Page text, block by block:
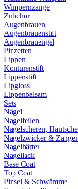
Wimpernzange
Zubehör
Augenbrauen
Augenbrauenstift
Augenbrauengel
Pinzetten
Lippen
Konturenstift
Lippenstift
Lipgloss
Lippenbalsam
Sets
Nägel
Nagelfeilen
Nagelscheren,
Nagelzwicker & Zangen
Nagelhärter
Nagellack
Base Coat
Top Coat
Pinsel & Schwämme